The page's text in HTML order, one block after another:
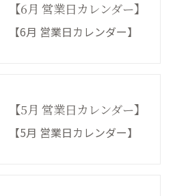
【6月 営業日カレンダー】
【6月 営業日カレンダー】
【5月 営業日カレンダー】
【5月 営業日カレンダー】